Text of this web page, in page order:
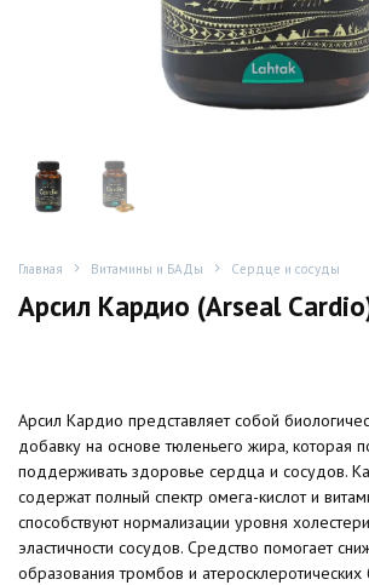
Главная Витамины и БАДы Сердце и сосуды
Арсил Кардио (Arseal
Арсил Кардио представляет собой
добавку на основе тюленьего жира, которая
поддерживать здоровье сердца и сосудов.
содержат полный спектр омега-кислот и
способствуют нормализации уровня
эластичности сосудов. Средство помогает
образования тромбов и атеросклеротических